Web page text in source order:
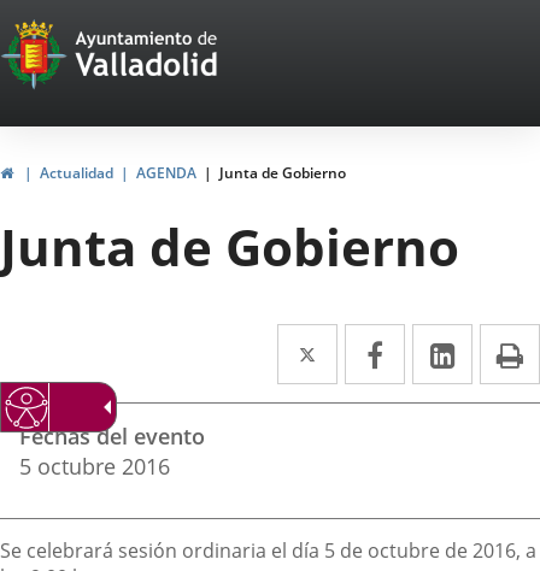
Portal
Web
del
Ayuntamiento
de
Valladolid
InicioActualidad AGENDA Junta de Gobierno
Junta de Gobierno
Twitter
Enlace
a
externa.
Facebook
Enlace
a
externa.
Enlace
a
Datos
del
evento
Fechas del evento
5 octubre 2016
Descripción
Se celebrará sesión ordinaria el día 5 de octubre de 2016, a